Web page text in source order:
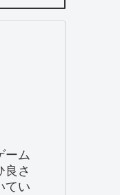
ーム
良さ
てい